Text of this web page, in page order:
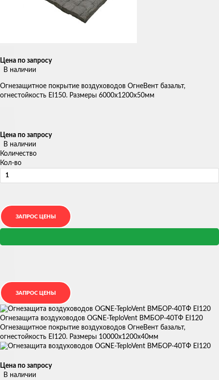
Цена по запросу
В наличии
Огнезащитное покрытие воздуховодов ОгнеВент базальт,
огнестойкость EI150. Размеры 6000х1200х50мм
Цена по запросу
В наличии
Количество
Кол-во
Огнезащита воздуховодов OGNE-TeploVent ВМБОР-40ТФ EI120
Огнезащитное покрытие воздуховодов ОгнеВент базальт,
огнестойкость EI120. Размеры 10000х1200х40мм
Цена по запросу
В наличии